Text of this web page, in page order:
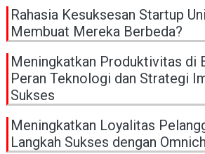
Rahasia Kesuksesan Startup
Membuat Mereka Berbeda?
Meningkatkan Produktivitas di
Peran Teknologi dan Strategi
Sukses
Meningkatkan Loyalitas
Langkah Sukses dengan